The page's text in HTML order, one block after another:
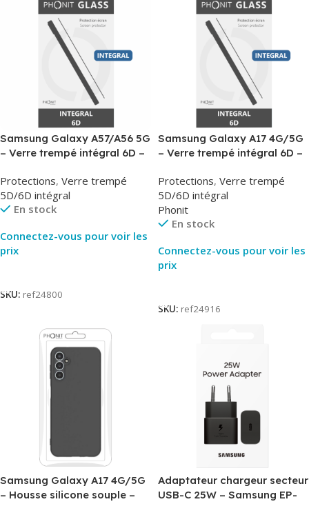
Samsung Galaxy A57/A56 5G
– Verre trempé intégral 6D –
Protections, Verre trempé
5D/6D intégral
En stock
Connectez-vous pour voir les
prix
SKU: ref24800
Samsung Galaxy A17 4G/5G
– Verre trempé intégral 6D –
Protections, Verre trempé
5D/6D intégral
Phonit
En stock
Connectez-vous pour voir les
prix
SKU: ref24916
Samsung Galaxy A17 4G/5G
– Housse silicone souple –
Adaptateur chargeur secteur
USB-C 25W – Samsung EP-